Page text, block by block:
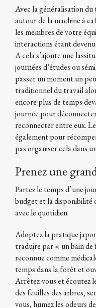
Avec la généralisation du
autour de la machine à
les membres de votre
interactions étant
A cela s’ajoute une
journées d’études ou
passer un moment un
traditionnel du travail
encore plus de temps
journée pour
reconnecter entre eux.
également pour
pas organiser cela dans
Prenez une
Partez le temps d’une
budget et la disponibilité
avec le quotidien.
Adoptez la pratique
traduire par « un bain de
reconnue comme
temps dans la forêt et
Arrêtez-vous et écoutez
des feuilles des arbres,
vous, humez les odeurs